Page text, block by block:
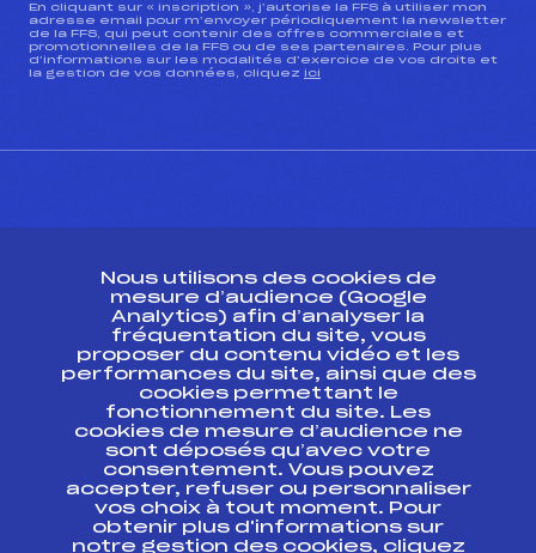
En cliquant sur « inscription », j’autorise la FFS à utiliser mon
adresse email pour m’envoyer périodiquement la newsletter
de la FFS, qui peut contenir des offres commerciales et
promotionnelles de la FFS ou de ses partenaires. Pour plus
d’informations sur les modalités d’exercice de vos droits et
la gestion de vos données, cliquez ici
Ressources
Pass’Neige
Projet sportif fédéral
Projet de performance fédéral
Antidopage
Pôle Développement, Formation, Suivi
Scientifique
Listes ministérielles
Nous utilisons des cookies de
mesure d’audience (Google
Analytics) afin d’analyser la
fréquentation du site, vous
proposer du contenu vidéo et les
performances du site, ainsi que des
cookies permettant le
fonctionnement du site. Les
cookies de mesure d’audience ne
sont déposés qu’avec votre
consentement. Vous pouvez
accepter, refuser ou personnaliser
vos choix à tout moment. Pour
obtenir plus d'informations sur
notre gestion des cookies, cliquez